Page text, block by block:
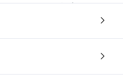
スタッフ紹介
南麻布店